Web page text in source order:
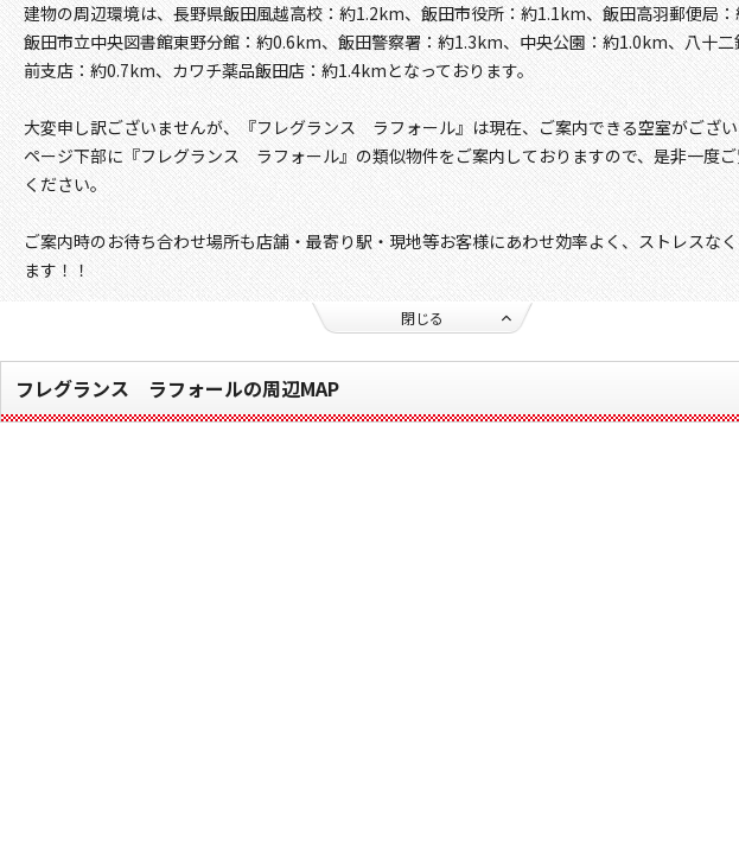
建物の周辺環境は、長野県飯田風越高校：約1.2km、飯田市役所：約1.1km、飯田高羽郵便局
飯田市立中央図書館東野分館：約0.6km、飯田警察署：約1.3km、中央公園：約1.0km、八十二
前支店：約0.7km、カワチ薬品飯田店：約1.4kmとなっております。
大変申し訳ございませんが、『フレグランス ラフォール』は現在、ご案内できる空室がござ
ページ下部に『フレグランス ラフォール』の類似物件をご案内しておりますので、是非一度
ください。
ご案内時のお待ち合わせ場所も店舗・最寄り駅・現地等お客様にあわせ効率よく、ストレスな
ます！！
閉じる
フレグランス ラフォールの周辺MAP